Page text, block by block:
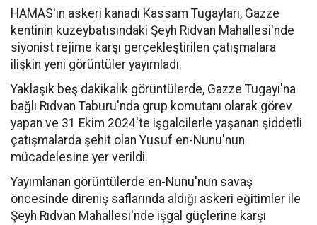
HAMAS'ın askeri kanadı Kassam Tugayları, Gazze
kentinin kuzeybatısındaki Şeyh Rıdvan Mahallesi'nde
siyonist rejime karşı gerçekleştirilen çatışmalara
ilişkin yeni görüntüler yayımladı.
Yaklaşık beş dakikalık görüntülerde, Gazze Tugayı'na
bağlı Rıdvan Taburu'nda grup komutanı olarak görev
yapan ve 31 Ekim 2024'te işgalcilerle yaşanan şiddetli
çatışmalarda şehit olan Yusuf en-Nunu'nun
mücadelesine yer verildi.
Yayımlanan görüntülerde en-Nunu'nun savaş
öncesinde direniş saflarında aldığı askeri eğitimler ile
Şeyh Rıdvan Mahallesi'nde işgal güçlerine karşı